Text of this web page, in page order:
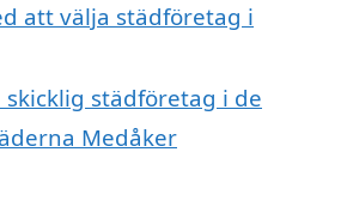
att välja städföretag i
skicklig städföretag i de
Medåker